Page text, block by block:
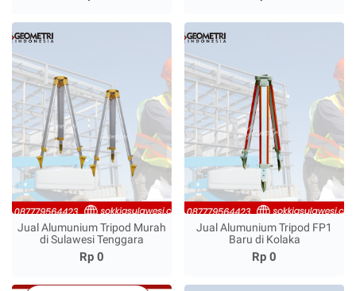
Jual Alumunium Tripod Murah
di Sulawesi Tenggara
Rp 0
Jual Alumunium Tripod FP1
Baru di Kolaka
Rp 0